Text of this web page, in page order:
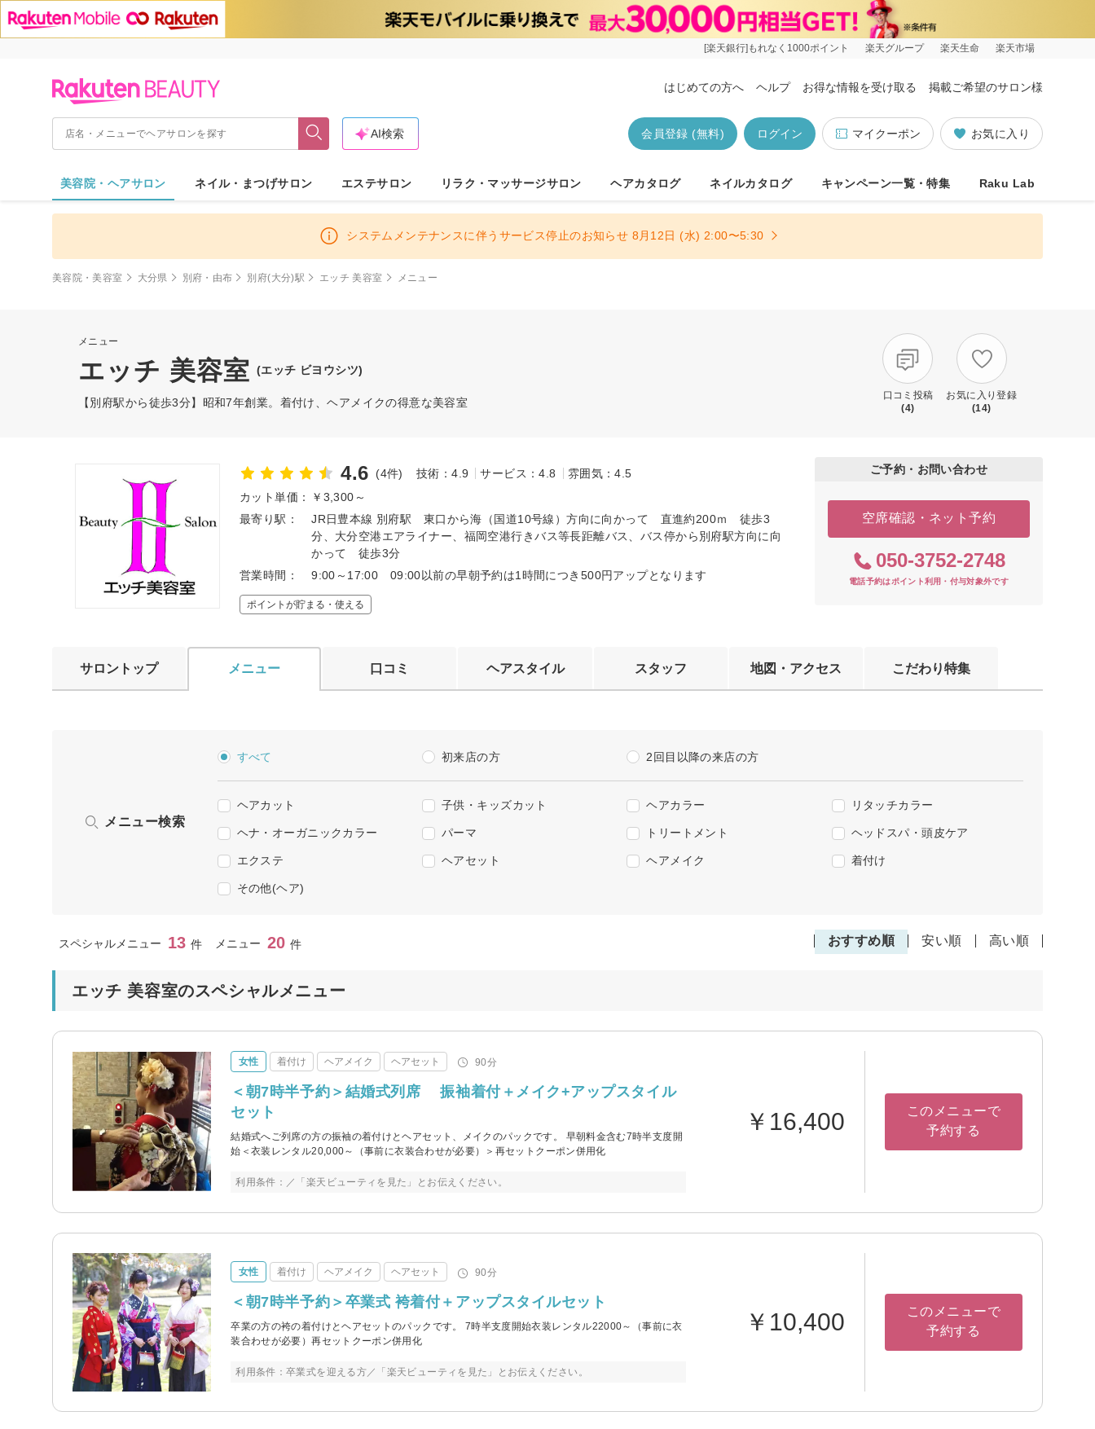
[楽天銀行]もれなく1000ポイント 楽天グループ 楽天生命 楽天市場
はじめての方へ ヘルプ お得な情報を受け取る 掲載ご希望のサロン様
お気に入り
マイクーポン
ログイン
会員登録 (無料)
AI検索
美容院・ヘアサロン ネイル・まつげサロン エステサロン リラク・マッサージサロン ヘアカタログ ネイルカタログ キャンペーン一覧・特集 Raku Lab
システムメンテナンスに伴うサービス停止のお知らせ 8月12日 (水) 2:00〜5:30
美容院・美容室 大分県 別府・由布 別府(大分)駅 エッチ 美容室 メニュー
メニュー
エッチ 美容室 (エッチ ビヨウシツ)
【別府駅から徒歩3分】昭和7年創業。着付け、ヘアメイクの得意な美容室
口コミ投稿
(4)
お気に入り登録
(14)
4.6 (4件) 技術：4.9 サービス：4.8
雰囲気：4.5
カット単価：
￥3,300～
最寄り駅：
JR日豊本線 別府駅 東口から海（国道10号線）方向に向かって 直進約200ｍ 徒歩3
分、大分空港エアライナー、福岡空港行きバス等長距離バス、バス停から別府駅方向に向
かって 徒歩3分
営業時間：
9:00～17:00 09:00以前の早朝予約は1時間につき500円アップとなります
ポイントが貯まる・使える
ご予約・お問い合わせ
空席確認・ネット予約
050-3752-2748
電話予約はポイント利用・付与対象外です
サロントップ メニュー 口コミ ヘアスタイル スタッフ 地図・アクセス こだわり特集
メニュー検索
すべて 初来店の方 2回目以降の来店の方
ヘアカット 子供・キッズカット ヘアカラー リタッチカラー
ヘナ・オーガニックカラー パーマ トリートメント ヘッドスパ・頭皮ケア
エクステ ヘアセット ヘアメイク 着付け
その他(ヘア)
スペシャルメニュー 13 件 メニュー 20 件 おすすめ順 安い順 高い順
エッチ 美容室のスペシャルメニュー
女性 着付け ヘアメイク ヘアセット 90分
＜朝7時半予約＞結婚式列席 振袖着付＋メイク+アップスタイル
セット
結婚式へご列席の方の振袖の着付けとヘアセット、メイクのパックです。 早朝料金含む7時半支度開
始＜衣装レンタル20,000～（事前に衣装合わせが必要）＞再セットクーポン併用化
利用条件：／「楽天ビューティを見た」とお伝えください。
￥16,400
このメニューで
予約する
女性 着付け ヘアメイク ヘアセット 90分
＜朝7時半予約＞卒業式 袴着付＋アップスタイルセット
卒業の方の袴の着付けとヘアセットのパックです。 7時半支度開始衣装レンタル22000～（事前に衣
装合わせが必要）再セットクーポン併用化
利用条件：卒業式を迎える方／「楽天ビューティを見た」とお伝えください。
￥10,400
このメニューで
予約する